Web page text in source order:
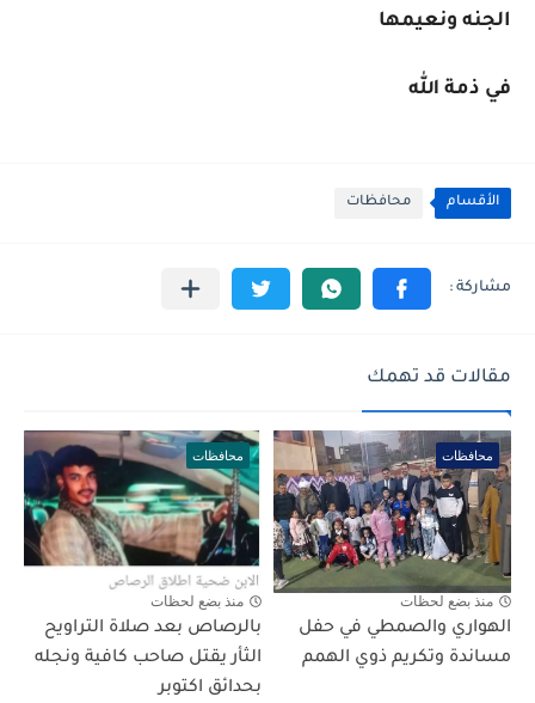
الجنه ونعيمها
في ذمة الله
الأقسام محافظات
مقالات قد تهمك
محافظات
منذ بضع لحظات
الهواري والصمطي في حفل
مساندة وتكريم ذوي الهمم
محافظات
منذ بضع لحظات
بالرصاص بعد صلاة التراويح
الثأر يقتل صاحب كافية ونجله
بحدائق اكتوبر